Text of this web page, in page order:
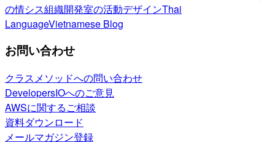
の情シス組織開発室の活動デザインThai
LanguageVietnamese Blog
お問い合わせ
クラスメソッドへの問い合わせ
DevelopersIOへのご意見
AWSに関するご相談
資料ダウンロード
メールマガジン登録